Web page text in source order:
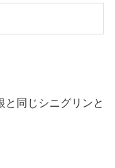
と同じシニグリンと